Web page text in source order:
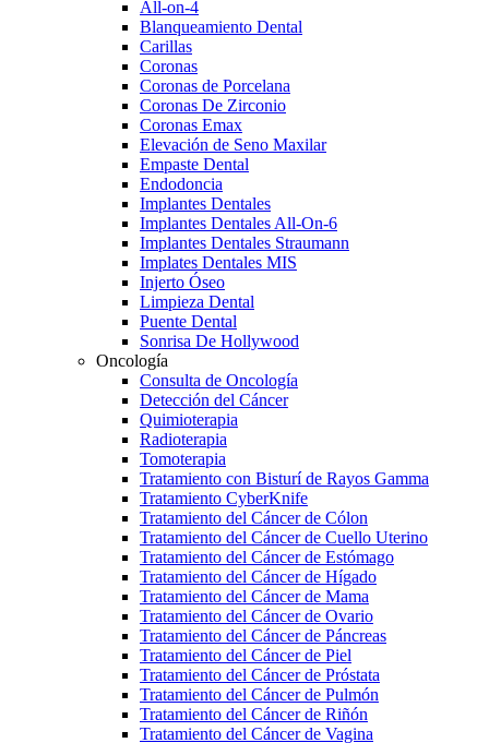
All-on-4
Blanqueamiento Dental
Carillas
Coronas
Coronas de Porcelana
Coronas De Zirconio
Coronas Emax
Elevación de Seno Maxilar
Empaste Dental
Endodoncia
Implantes Dentales
Implantes Dentales All-On-6
Implantes Dentales Straumann
Implates Dentales MIS
Injerto Óseo
Limpieza Dental
Puente Dental
Sonrisa De Hollywood
Oncología
Consulta de Oncología
Detección del Cáncer
Quimioterapia
Radioterapia
Tomoterapia
Tratamiento con Bisturí de Rayos Gamma
Tratamiento CyberKnife
Tratamiento del Cáncer de Cólon
Tratamiento del Cáncer de Cuello Uterino
Tratamiento del Cáncer de Estómago
Tratamiento del Cáncer de Hígado
Tratamiento del Cáncer de Mama
Tratamiento del Cáncer de Ovario
Tratamiento del Cáncer de Páncreas
Tratamiento del Cáncer de Piel
Tratamiento del Cáncer de Próstata
Tratamiento del Cáncer de Pulmón
Tratamiento del Cáncer de Riñón
Tratamiento del Cáncer de Vagina